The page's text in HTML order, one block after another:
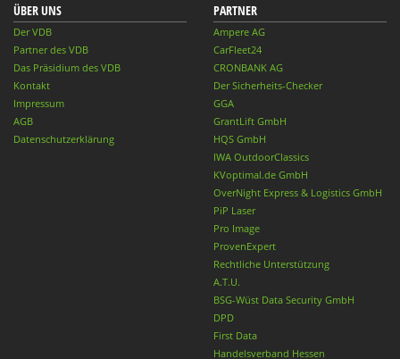
ÜBER UNS
Der VDB
Partner des VDB
Das Präsidium des VDB
Kontakt
Impressum
AGB
Datenschutzerklärung
PARTNER
Ampere AG
CarFleet24
CRONBANK AG
Der Sicherheits-Checker
GGA
GrantLift GmbH
HQS GmbH
IWA OutdoorClassics
KVoptimal.de GmbH
OverNight Express & Logistics GmbH
PiP Laser
Pro Image
ProvenExpert
Rechtliche Unterstützung
A.T.U.
BSG-Wüst Data Security GmbH
DPD
First Data
Handelsverband Hessen